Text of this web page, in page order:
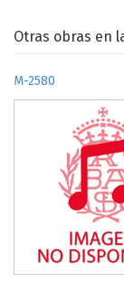
Otras obras en
M-2580